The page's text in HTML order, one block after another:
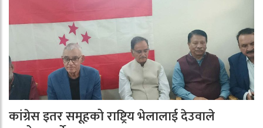
कांग्रेस इतर समूहको राष्ट्रिय भेलालाई देउवाले